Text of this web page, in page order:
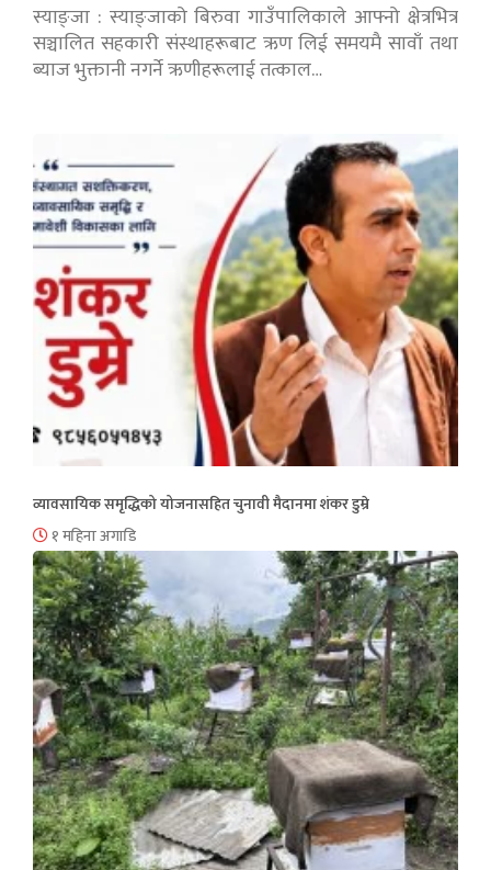
स्याङ्जा : स्याङ्जाको बिरुवा गाउँपालिकाले आफ्नो क्षेत्रभित्र
सञ्चालित सहकारी संस्थाहरूबाट ऋण लिई समयमै सावाँ तथा
ब्याज भुक्तानी नगर्ने ऋणीहरूलाई तत्काल…
व्यावसायिक समृद्धिको योजनासहित चुनावी मैदानमा शंकर डुम्रे
१ महिना अगाडि